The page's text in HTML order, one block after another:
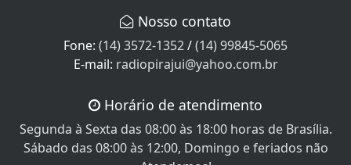
Nosso contato
Fone: (14) 3572-1352/(14) 99845-5065
E-mail: radiopirajui@yahoo.com.br
Horário de atendimento
Segunda à Sexta das 08:00 às 18:00 horas de Brasília.
Sábado das 08:00 às 12:00, Domingo e feriados não